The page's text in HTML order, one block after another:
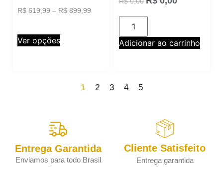
R$ 619,99 – R$ 899,99
Ver opções Adicionar ao carrinho
1 2 3 4 5
Entrega Garantida
Enviamos para todo Brasil
Cliente Satisfeito
Entrega garantida